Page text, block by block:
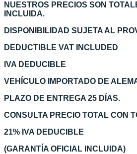
NUESTROS PRECIOS SON
INCLUIDA.
DISPONIBILIDAD SUJETA AL
DEDUCTIBLE VAT INCLUDED
IVA DEDUCIBLE
VEHÍCULO IMPORTADO DE
PLAZO DE ENTREGA 25 DÍAS.
CONSULTA PRECIO TOTAL CON
21% IVA DEDUCIBLE
(GARANTÍA OFICIAL INCLUIDA)